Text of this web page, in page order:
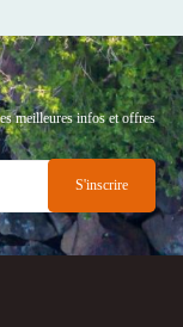
meilleures infos et offres